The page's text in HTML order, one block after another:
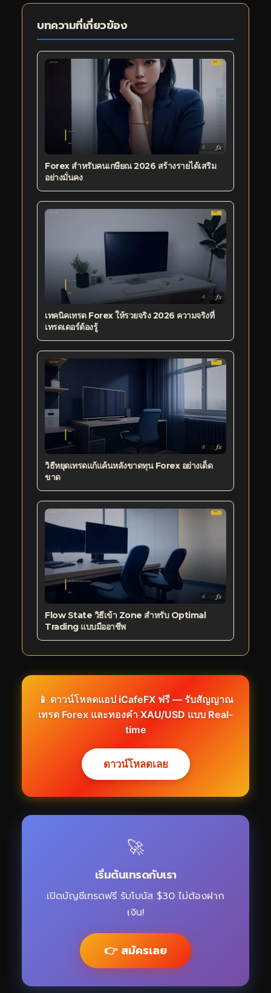
บทความที่เกี่ยวข้อง
Forex สำหรับคนเกษียณ 2026 สร้างรายได้เสริม
อย่างมั่นคง
เทคนิคเทรด Forex ให้รวยจริง 2026 ความจริงที่
เทรดเดอร์ต้องรู้
วิธีหยุดเทรดแก้แค้นหลังขาดทุน Forex อย่างเด็ด
ขาด
Flow State วิธีเข้า Zone สำหรับ Optimal
Trading แบบมืออาชีพ
📱 ดาวน์โหลดแอป iCafeFX ฟรี — รับสัญญาณ
เทรด Forex และทองคำ XAU/USD แบบ Real-
time
ดาวน์โหลดเลย
🚀
เริ่มต้นเทรดกับเรา
เปิดบัญชีเทรดฟรี รับโบนัส $30 ไม่ต้องฝาก
เงิน!
👉 สมัครเลย